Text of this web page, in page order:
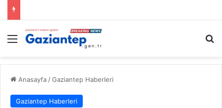
Menü
Anasayfa /Gaziantep Haberleri
Gaziantep Haberleri